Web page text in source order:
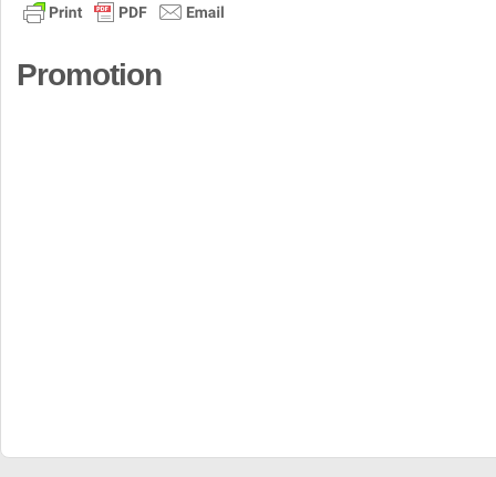
Promotion